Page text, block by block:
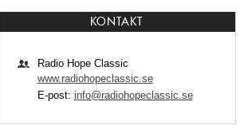
KONTAKT
Radio Hope Classic
www.radiohopeclassic.se
E-post: info@radiohopeclassic.se